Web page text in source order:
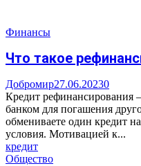
Финансы
Что такое
Добромир27.06.20230
Кредит рефинансирования
банком для погашения
обмениваете один кредит
условия. Мотивацией к...
кредит
Общество